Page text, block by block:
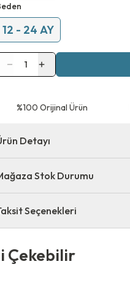
12 - 24 AY
1
⁠%100 Orijinal Ürün
Detayı
Stok Durumu
Seçenekleri